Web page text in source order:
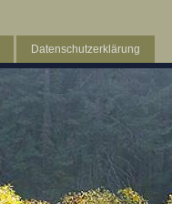
Datenschutzerklärung